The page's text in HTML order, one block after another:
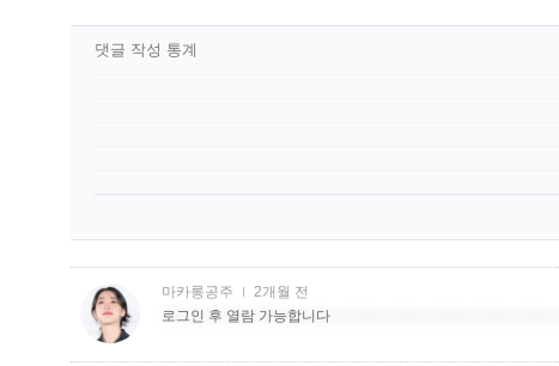
댓글 작성 통계